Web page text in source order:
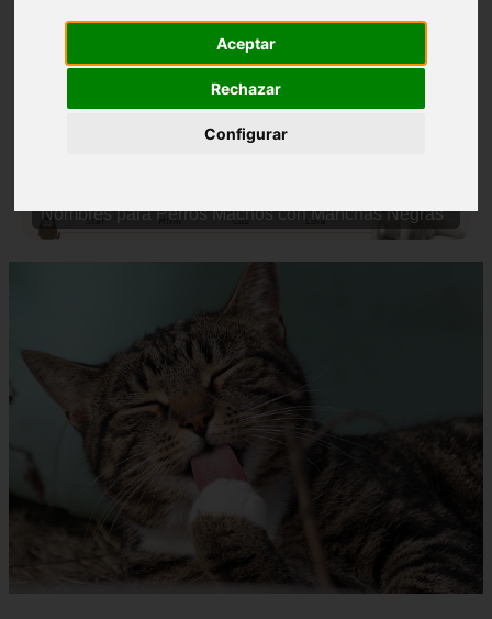
Aceptar
Rechazar
Configurar
Nombres para Perros Machos con Manchas Negras